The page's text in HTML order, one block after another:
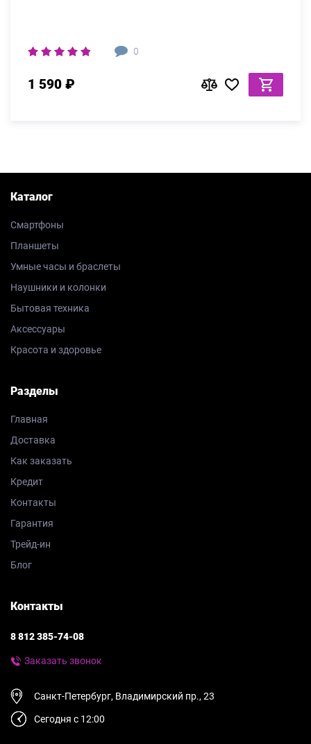
0
1 590 ₽
Каталог
Смартфоны
Планшеты
Умные часы и браслеты
Наушники и колонки
Бытовая техника
Аксессуары
Красота и здоровье
Разделы
Главная
Доставка
Как заказать
Кредит
Контакты
Гарантия
Трейд-ин
Блог
Контакты
8 812 385-74-08
Заказать звонок
Санкт-Петербург, Владимирский пр., 23
Сегодня с 12:00